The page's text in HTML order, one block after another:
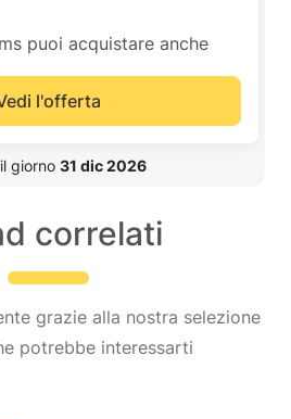
puoi acquistare anche
l'offerta
giorno 31 dic 2026
correlati
grazie alla nostra selezione
potrebbe interessarti